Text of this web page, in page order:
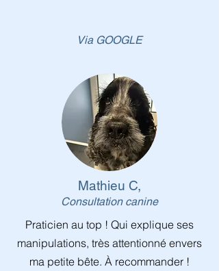
Via GOOGLE
Mathieu C,
Consultation canine
Praticien au top ! Qui explique ses
manipulations, très attentionné envers
ma petite bête. À recommander !